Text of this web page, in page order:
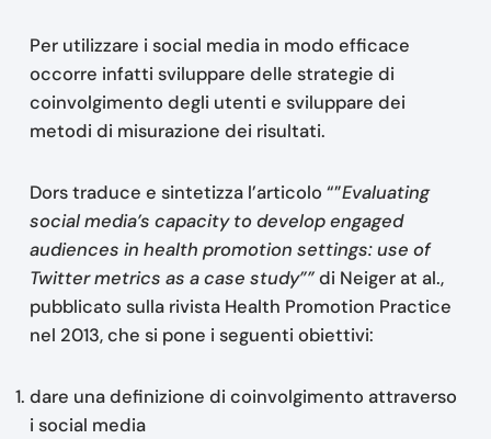
Per utilizzare i social media in modo efficace
occorre infatti sviluppare delle strategie di
coinvolgimento degli utenti e sviluppare dei
metodi di misurazione dei risultati.
Dors traduce e sintetizza l’articolo “”Evaluating
social media’s capacity to develop engaged
audiences in health promotion settings: use of
Twitter metrics as a case study””di Neiger at al.,
pubblicato sulla rivista Health Promotion Practice
nel 2013, che si pone i seguenti obiettivi:
dare una definizione di coinvolgimento attraverso
i social media